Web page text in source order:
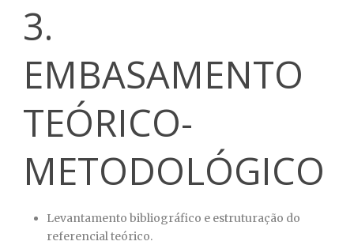
3.
EMBASAMENTO
TEÓRICO-
METODOLÓGICO
Levantamento bibliográfico e estruturação do
referencial teórico.